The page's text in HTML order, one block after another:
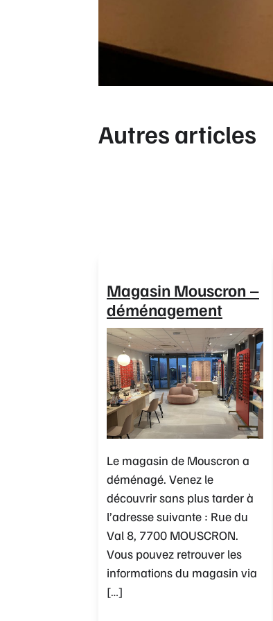
Autres articles
Magasin Mouscron –
déménagement
Le magasin de Mouscron a
déménagé. Venez le
découvrir sans plus tarder à
l’adresse suivante : Rue du
Val 8, 7700 MOUSCRON.
Vous pouvez retrouver les
informations du magasin via
[…]